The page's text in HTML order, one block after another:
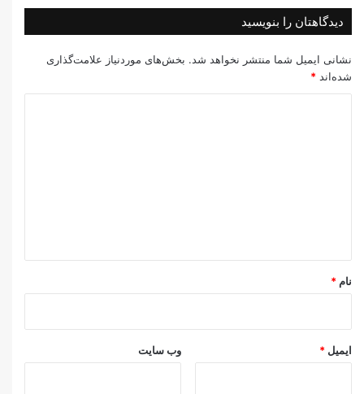
دیدگاهتان را بنویسید
نشانی ایمیل شما منتشر نخواهد شد. بخش‌های موردنیاز علامت‌گذاری
شده‌اند *
نام *
ایمیل * وب‌ سایت